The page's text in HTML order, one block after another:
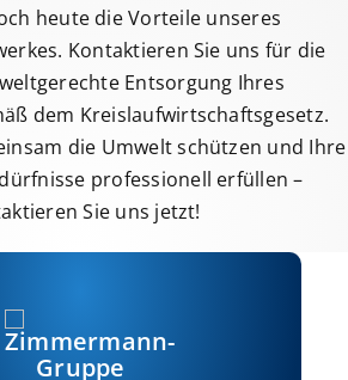
heute die Vorteile unseres
Kontaktieren Sie uns für die
Entsorgung Ihres
dem Kreislaufwirtschaftsgesetz.
die Umwelt schützen und Ihre
professionell erfüllen –
Sie uns jetzt!